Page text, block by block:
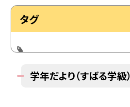
タグ
学年だより（すばる学級）